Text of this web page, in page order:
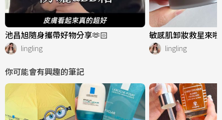
池昌旭隨身攜帶好物分享🫶🏻
lingling
敏感肌卸妝救星來
lingling
你可能會有興趣的筆記